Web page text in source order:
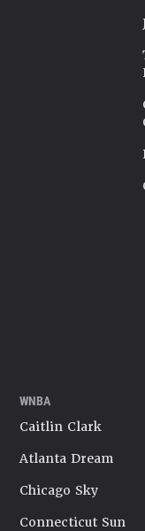
WNBA
Caitlin Clark
Atlanta Dream
Chicago Sky
Connecticut Sun